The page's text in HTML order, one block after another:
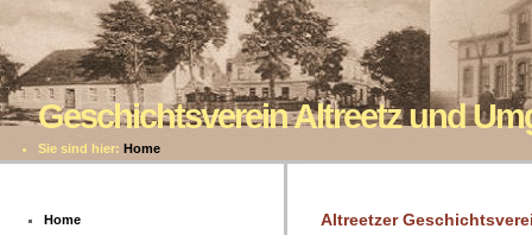
Geschichtsverein Altreetz und
Sie sind hier: Home
Home
Altreetzer